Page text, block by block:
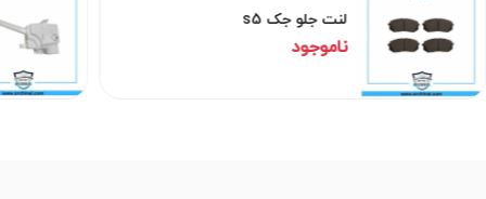
لنت جلو جک s5
ناموجود